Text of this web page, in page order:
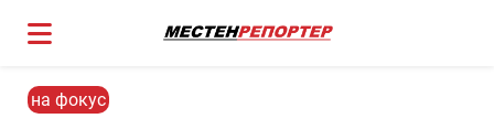
на фокус